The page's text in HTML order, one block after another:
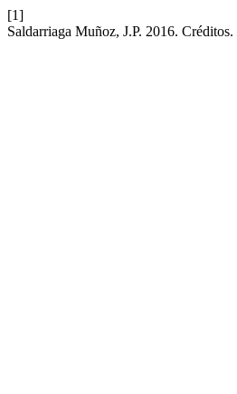
[1]
Saldarriaga Muñoz, J.P. 2016. Créditos.